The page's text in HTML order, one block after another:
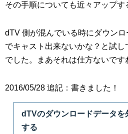
その手順についても近々アップす
dTV 側が混んでいる時にダウン
でキャスト出来ないかな？と試
でした。まあそれは仕方ないです
2016/05/28 追記：書きました！
dTVのダウンロードデータ
する